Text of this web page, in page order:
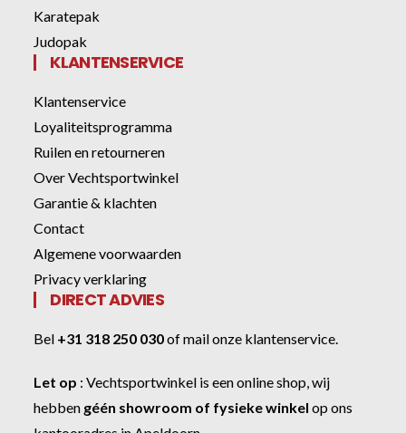
Karatepak
Judopak
KLANTENSERVICE
Klantenservice
Loyaliteitsprogramma
Ruilen en retourneren
Over Vechtsportwinkel
Garantie & klachten
Contact
Algemene voorwaarden
Privacy verklaring
DIRECT ADVIES
Bel +31 318 250 030ofmail onze klantenservice.
Let op :Vechtsportwinkel is een online shop, wij
hebben géén showroom of fysieke winkel op ons